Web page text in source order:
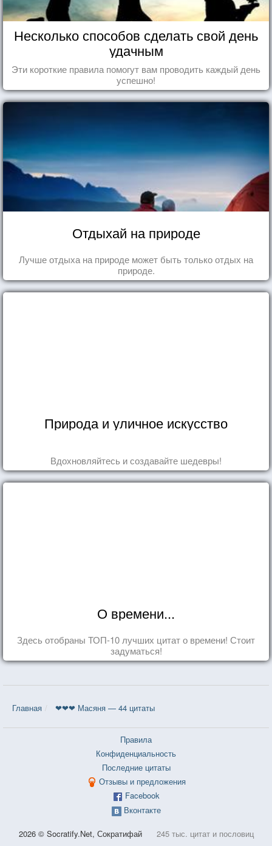
Несколько способов сделать свой день
удачным
Эти короткие правила помогут вам проводить каждый день
успешно!
Отдыхай на природе
Лучше отдыха на природе может быть только отдых на
природе.
Природа и уличное искусство
Вдохновляйтесь и создавайте шедевры!
О времени...
Здесь отобраны ТОП-10 лучших цитат о времени! Стоит
задуматься!
Главная ❤❤❤ Масяня — 44 цитаты
Правила
Конфиденциальность
Последние цитаты
Отзывы и предложения
Facebook
Вконтакте
2026 © Socratify.Net, Сократифай 245 тыс. цитат и пословиц